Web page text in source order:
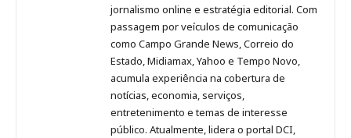
Pinterest
LinkedInInstagram
FacebookMalagolini
jornalismo online e estratégia editorial. Com
passagem por veículos de comunicação
como Campo Grande News, Correio do
Estado, Midiamax, Yahoo e Tempo Novo,
acumula experiência na cobertura de
notícias, economia, serviços,
entretenimento e temas de interesse
público. Atualmente, lidera o portal DCI,